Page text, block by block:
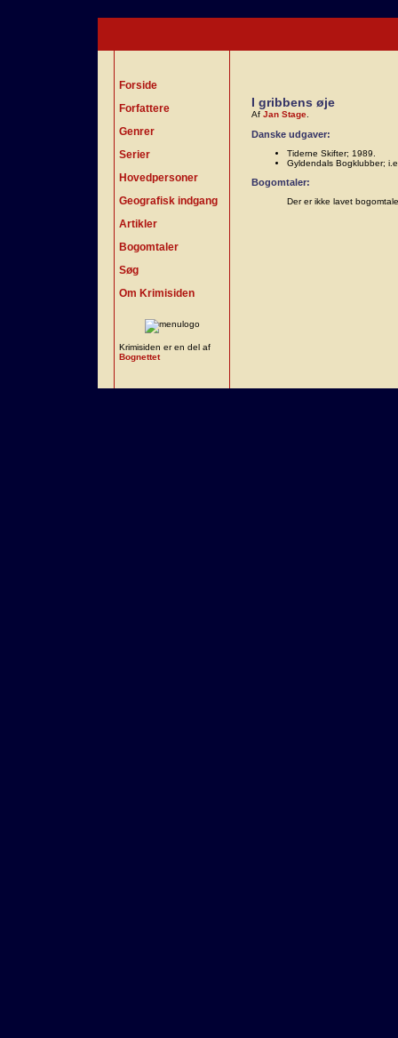
Forside
Forfattere
Genrer
Serier
Hovedpersoner
Geografisk indgang
Artikler
Bogomtaler
Søg
Om Krimisiden
Krimisiden er en del af
Bognettet
I gribbens øje
Af Jan Stage
Danske udgaver:
Tiderne Skifter; 1989.
Gyldendals Bogklubber;
Bogomtaler:
Der er ikke lavet